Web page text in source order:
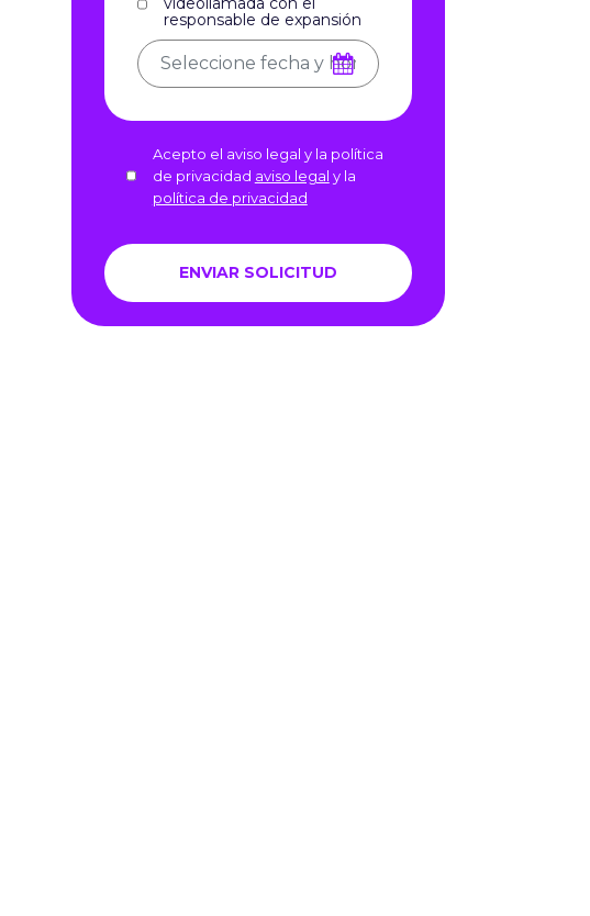
responsable de expansión
Acepto el aviso legal y la política
de privacidad aviso legal y la
política de privacidad